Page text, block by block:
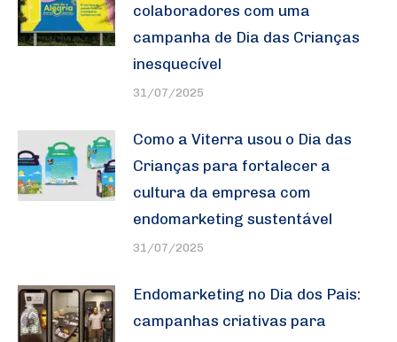
colaboradores com uma
campanha de Dia das Crianças
inesquecível
31/07/2025
Como a Viterra usou o Dia das
Crianças para fortalecer a
cultura da empresa com
endomarketing sustentável
31/07/2025
Endomarketing no Dia dos Pais:
campanhas criativas para